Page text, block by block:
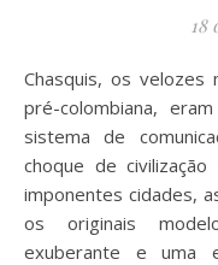
18
Chasquis, os velozes mensageiros da informação na era
pré-colombiana,
sistema de
choque de
imponentes cidades,
os originais
exuberante e uma